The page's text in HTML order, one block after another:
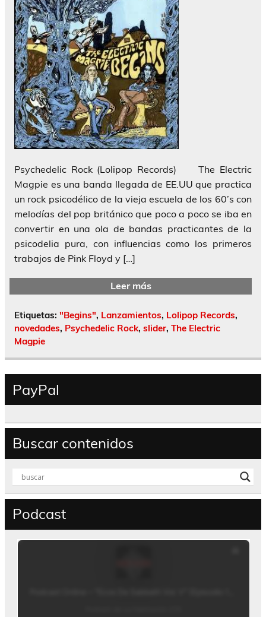
Psychedelic Rock (Lolipop Records) The Electric
Magpie es una banda llegada de EE.UU que practica
un rock psicodélico de la vieja escuela de los 60’s con
melodías del pop británico que poco a poco se iba en
convertir en una ola de bandas practicantes de la
psicodelia pura, con influencias como los primeros
trabajos de Pink Floyd y […]
Leer más
Etiquetas: "Begins", Lanzamientos, Lolipop Records,
novedades, Psychedelic Rock, slider, The Electric
Magpie
PayPal
Buscar contenidos
Podcast